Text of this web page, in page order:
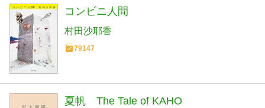
コンビニ人間
村田沙耶香
79147
夏帆 The Tale of KAHO